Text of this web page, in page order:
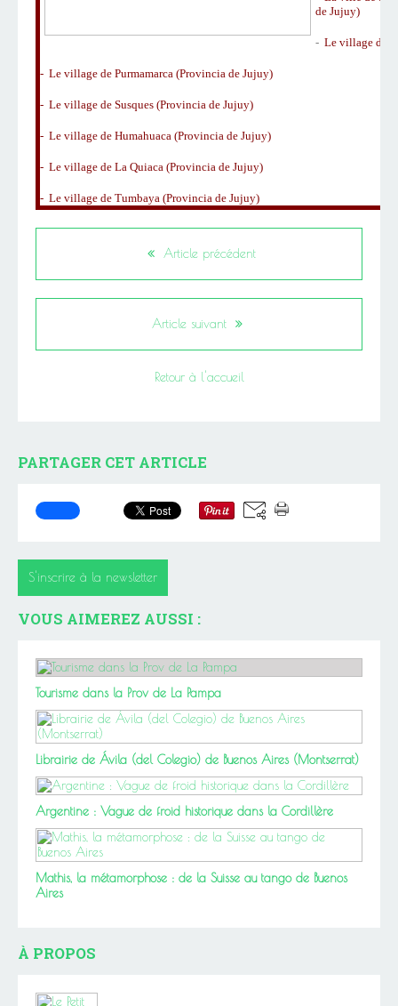
de Jujuy)
- Le village de
- Le village de Purmamarca (Provincia de Jujuy)
- Le village de Susques (Provincia de Jujuy)
- Le village de Humahuaca (Provincia de Jujuy)
- Le village de La Quiaca (Provincia de Jujuy)
- Le village de Tumbaya (Provincia de Jujuy)
Article précédent
Article suivant
Retour à l'accueil
PARTAGER CET ARTICLE
S'inscrire à la newsletter
VOUS AIMEREZ AUSSI :
Tourisme dans la Prov de La Pampa
Librairie de Ávila (del Colegio) de Buenos Aires (Montserrat)
Argentine : Vague de froid historique dans la Cordillère
Mathis, la métamorphose : de la Suisse au tango de Buenos
Aires
À PROPOS